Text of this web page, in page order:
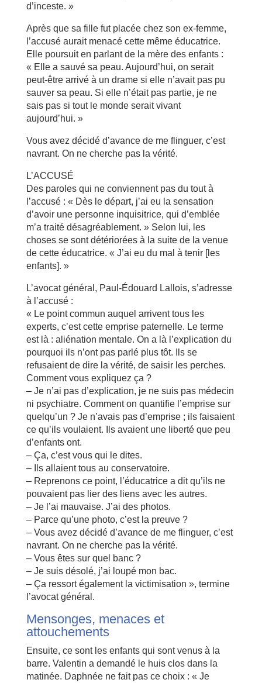
d’inceste. »
Après que sa fille fut placée chez son ex-femme,
l’accusé aurait menacé cette même éducatrice.
Elle poursuit en parlant de la mère des enfants :
« Elle a sauvé sa peau. Aujourd’hui, on serait
peut-être arrivé à un drame si elle n’avait pas pu
sauver sa peau. Si elle n’était pas partie, je ne
sais pas si tout le monde serait vivant
aujourd’hui. »
Vous avez décidé d’avance de me flinguer, c’est
navrant. On ne cherche pas la vérité.
L’ACCUSÉ
Des paroles qui ne conviennent pas du tout à
l’accusé : « Dès le départ, j’ai eu la sensation
d’avoir une personne inquisitrice, qui d’emblée
m’a traité désagréablement. » Selon lui, les
choses se sont détériorées à la suite de la venue
de cette éducatrice. « J’ai eu du mal à tenir [les
enfants]. »
L’avocat général, Paul-Édouard Lallois, s’adresse
à l’accusé :
« Le point commun auquel arrivent tous les
experts, c’est cette emprise paternelle. Le terme
est là : aliénation mentale. On a là l’explication du
pourquoi ils n’ont pas parlé plus tôt. Ils se
refusaient de dire la vérité, de saisir les perches.
Comment vous expliquez ça ?
– Je n’ai pas d’explication, je ne suis pas médecin
ni psychiatre. Comment on quantifie l’emprise sur
quelqu’un ? Je n’avais pas d’emprise ; ils faisaient
ce qu’ils voulaient. Ils avaient une liberté que peu
d’enfants ont.
– Ça, c’est vous qui le dites.
– Ils allaient tous au conservatoire.
– Reprenons ce point, l’éducatrice a dit qu’ils ne
pouvaient pas lier des liens avec les autres.
– Je l’ai mauvaise. J’ai des photos.
– Parce qu’une photo, c’est la preuve ?
– Vous avez décidé d’avance de me flinguer, c’est
navrant. On ne cherche pas la vérité.
– Vous êtes sur quel banc ?
– Je suis désolé, j’ai loupé mon bac.
– Ça ressort également la victimisation », termine
l’avocat général.
Mensonges, menaces et
attouchements
Ensuite, ce sont les enfants qui sont venus à la
barre. Valentin a demandé le huis clos dans la
matinée. Daphnée ne fait pas ce choix : « Je